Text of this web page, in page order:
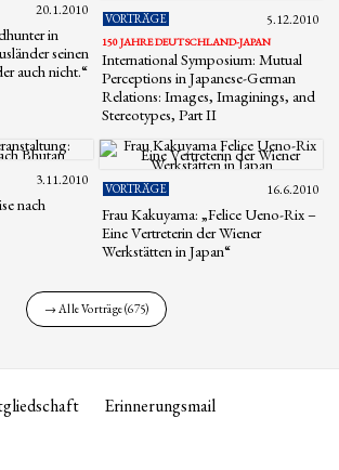
20.1.2010
in
seinen
auch nicht.“
VORTRÄGE 5.12.2010
150 JAHRE DEUTSCHLAND-JAPAN
International Symposium: Mutual
Perceptions in Japanese-German
Relations: Images, Imaginings, and
Stereotypes, Part II
3.11.2010
nach
VORTRÄGE 16.6.2010
Frau Kakuyama: „Felice Ueno-Rix –
Eine Vertreterin der Wiener
Werkstätten in Japan“
→ Alle Vorträge (675)
Erinnerungsmail